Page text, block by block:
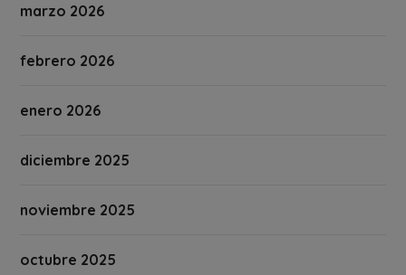
marzo 2026
febrero 2026
enero 2026
diciembre 2025
noviembre 2025
octubre 2025